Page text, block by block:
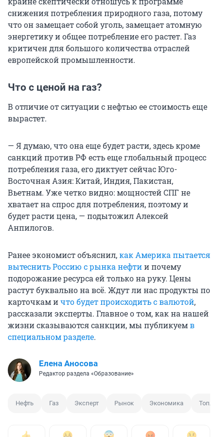
снижения потребления природного газа, потому
что он замещает собой уголь, замещает атомную
энергетику и общее потребление его растет. Газ
критичен для большого количества отраслей
европейской промышленности.
Что с ценой на газ?
В отличие от ситуации с нефтью ее стоимость еще
вырастет.
— Я думаю, что она еще будет расти, здесь кроме
санкций против РФ есть еще глобальный процесс
потребления газа, его диктует сейчас Юго-
Восточная Азия: Китай, Индия, Пакистан,
Вьетнам. Уже четко видно: мощностей СПГ не
хватает на спрос для потребления, поэтому и
будет расти цена, — подытожил Алексей
Анпилогов.
Ранее экономист объяснил,как Америка пытается
вытеснить Россию с рынка нефтии почему
подорожание ресурса ей только на руку. Цены
растут буквально на всё. Ждут ли нас продукты по
карточкам ичто будет происходить с валютой,
рассказали эксперты. Главное о том, как на нашей
жизни сказываются санкции, мы публикуемв
специальном разделе.
Елена Аносова
Редактор раздела «Образование»
Нефть Газ Эксперт Рынок Экономика